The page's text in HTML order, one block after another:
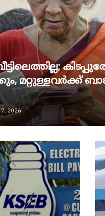
മറ്റുള്ളവർക്ക്
7, 2026